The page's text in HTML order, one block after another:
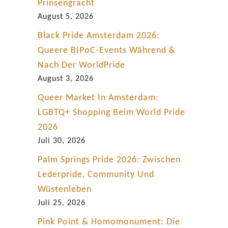
n
e
g
e
B
Prinsengracht
August 5, 2026
Black Pride Amsterdam 2026:
Queere BIPoC-Events Während &
Nach Der WorldPride
August 3, 2026
Queer Market In Amsterdam:
LGBTQ+ Shopping Beim World Pride
2026
Juli 30, 2026
Palm Springs Pride 2026: Zwischen
Lederpride, Community Und
Wüstenleben
Juli 25, 2026
Pink Point & Homomonument: Die